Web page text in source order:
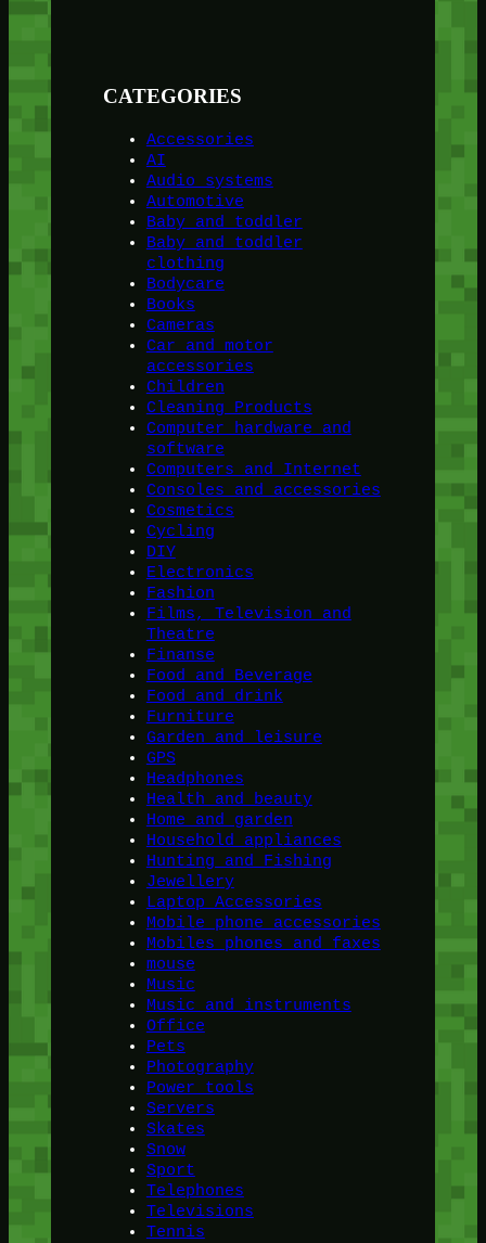
CATEGORIES
Accessories
AI
Audio systems
Automotive
Baby and toddler
Baby and toddler
clothing
Bodycare
Books
Cameras
Car and motor
accessories
Children
Cleaning Products
Computer hardware and
software
Computers and Internet
Consoles and accessories
Cosmetics
Cycling
DIY
Electronics
Fashion
Films, Television and
Theatre
Finanse
Food and Beverage
Food and drink
Furniture
Garden and leisure
GPS
Headphones
Health and beauty
Home and garden
Household appliances
Hunting and Fishing
Jewellery
Laptop Accessories
Mobile phone accessories
Mobiles phones and faxes
mouse
Music
Music and instruments
Office
Pets
Photography
Power tools
Servers
Skates
Snow
Sport
Telephones
Televisions
Tennis